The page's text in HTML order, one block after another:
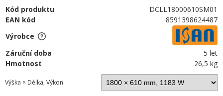
Kód produktu
DCLL18000610SM01
EAN kód
8591398624487
Výrobce
Záruční doba
5 let
Hmotnost
26,5 kg
Výška × Délka, Výkon